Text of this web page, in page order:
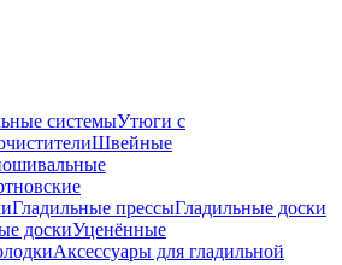
системыУтюги с
Швейные
Гладильные прессыГладильные доски
доскиУценённые
Аксессуары для гладильной